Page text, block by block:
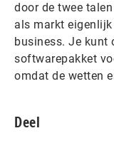
door de twee
als markt
business. Je kunt
softwarepakket
omdat de wetten
Deel